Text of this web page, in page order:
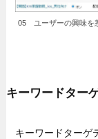
05 ユーザーの興味を
キーワードター
キーワードターゲ